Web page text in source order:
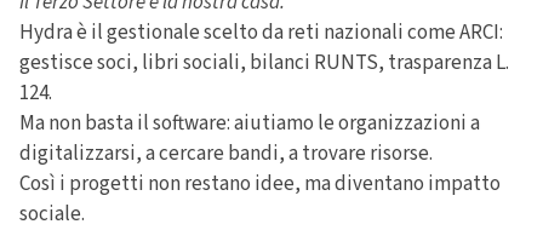
Hydra è il gestionale scelto da reti nazionali come ARCI:
gestisce soci, libri sociali, bilanci RUNTS, trasparenza L.
124.
Ma non basta il software: aiutiamo le organizzazioni a
digitalizzarsi, a cercare bandi, a trovare risorse.
Così i progetti non restano idee, ma diventano impatto
sociale.